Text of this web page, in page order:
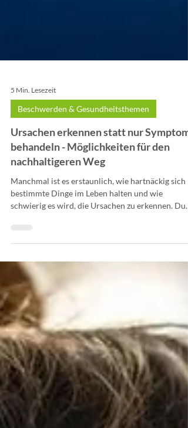
5 Min. Lesezeit
Beschwerden & Gesundheitsthemen
behandeln - Möglichkeiten für den
nachhaltigeren Weg
veränderst Gewohnheiten, achtest auf eine
Ernährung, schläfst mehr, bewegst dich
und trotzdem hast du das Gefühl, nicht wirklich
voranzukommen. Vielleicht kennst du dieses
Gefühl, immer wieder an denselben Punkt
zurückzukehren und dich zu fragen, warum
Veränderungen oft nur kurzfristig wirken.